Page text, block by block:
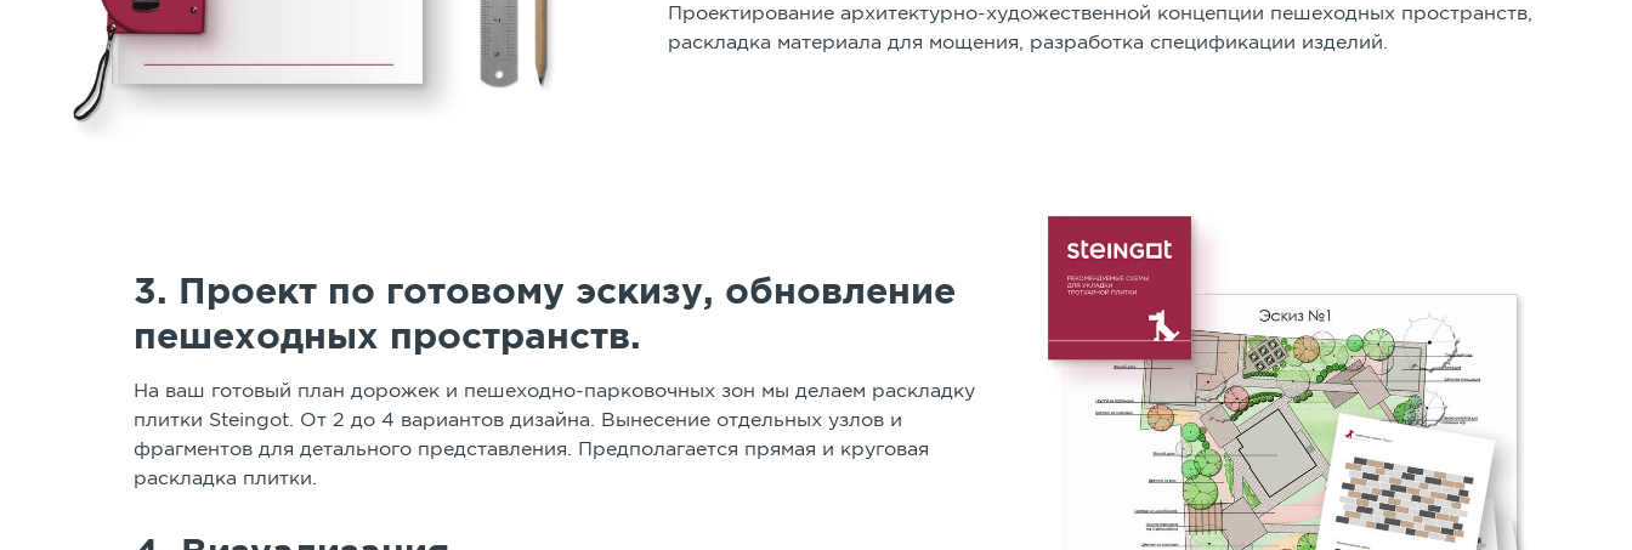
Проектирование архитектурно-художественной концепции пешеходных пространств,
раскладка материала для мощения, разработка спецификации изделий.
3. Проект по готовому эскизу, обновление
пешеходных пространств.
На ваш готовый план дорожек и пешеходно-парковочных зон мы делаем раскладку
плитки Steingot. От 2 до 4 вариантов дизайна. Вынесение отдельных узлов и
фрагментов для детального представления. Предполагается прямая и круговая
раскладка плитки.